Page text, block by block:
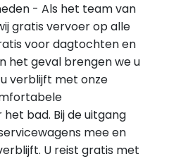
- Als het team van
gratis vervoer op alle
voor dagtochten en
het geval brengen we u
verblijft met onze
bad. Bij de uitgang
mee en
U reist gratis met